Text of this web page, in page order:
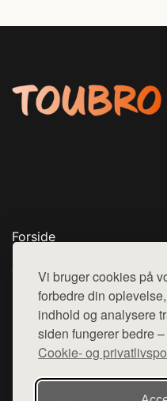
Vi bruger cookies på
forbedre din
indhold og analysere
siden fungerer bedre
Cookie- og
Forside
Top Rabatter
Blog
Kontakt